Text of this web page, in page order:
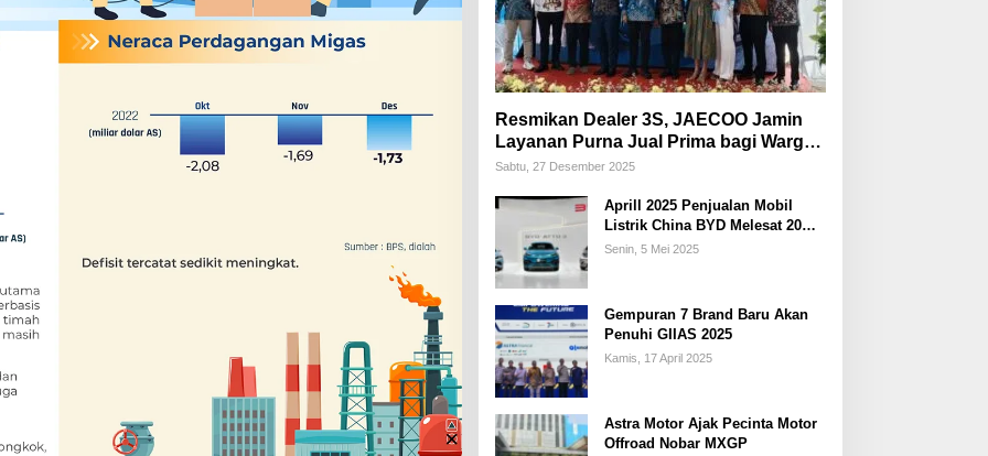
Resmikan Dealer 3S, JAECOO Jamin
Layanan Purna Jual Prima bagi Warga
Palembang
Sabtu, 27 Desember 2025
Aprill 2025 Penjualan Mobil
Listrik China BYD Melesat 20
Persen
Senin, 5 Mei 2025
Gempuran 7 Brand Baru Akan
Penuhi GIIAS 2025
Kamis, 17 April 2025
Astra Motor Ajak Pecinta Motor
Offroad Nobar MXGP